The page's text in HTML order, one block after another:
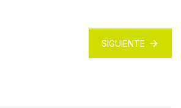
SIGUIENTE